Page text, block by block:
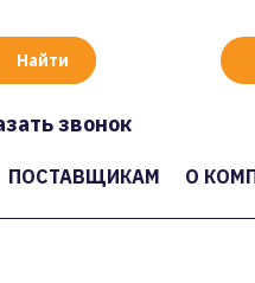
звонок
ПОСТАВЩИКАМ О